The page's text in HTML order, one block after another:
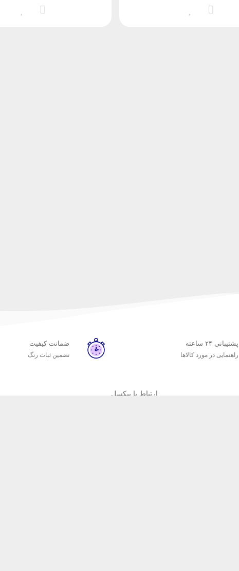
پشتیبانی ۲۴ ساعته
راهنمایی در مورد کالاها
ضمانت کیفیت
تضمین ثبات رنگ
ارتباط با پیکسل